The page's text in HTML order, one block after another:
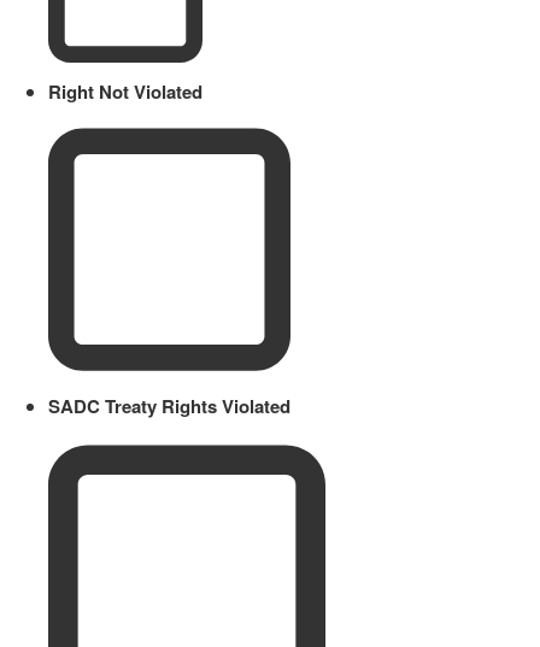
Right Not Violated
SADC Treaty Rights Violated